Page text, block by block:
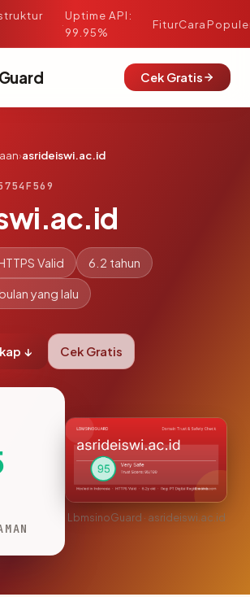
·
Uptime API:
99.95%
FiturCara
Cek Gratis
›asrideiswi.ac.id
Valid 6.2 tahun
yang lalu
↓ Cek Gratis
LbmsinoGuard · asrideiswi.ac.id